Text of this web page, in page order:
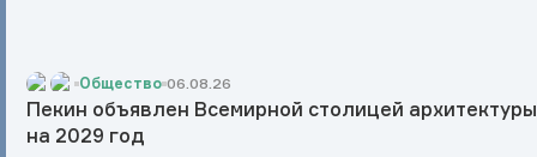
Общество 06.08.26
Пекин объявлен Всемирной столицей архитектуры
на 2029 год